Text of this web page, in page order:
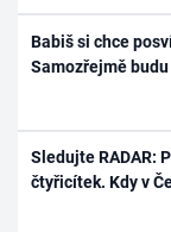
Babiš si chce
Samozřejmě budu
Sledujte RADAR:
čtyřicítek. Kdy v